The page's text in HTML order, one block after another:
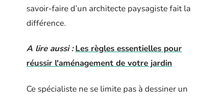
savoir-faire d’un architecte paysagiste fait la
différence.
A lire aussi : Les règles essentielles pour
réussir l'aménagement de votre jardin
Ce spécialiste ne se limite pas à dessiner un